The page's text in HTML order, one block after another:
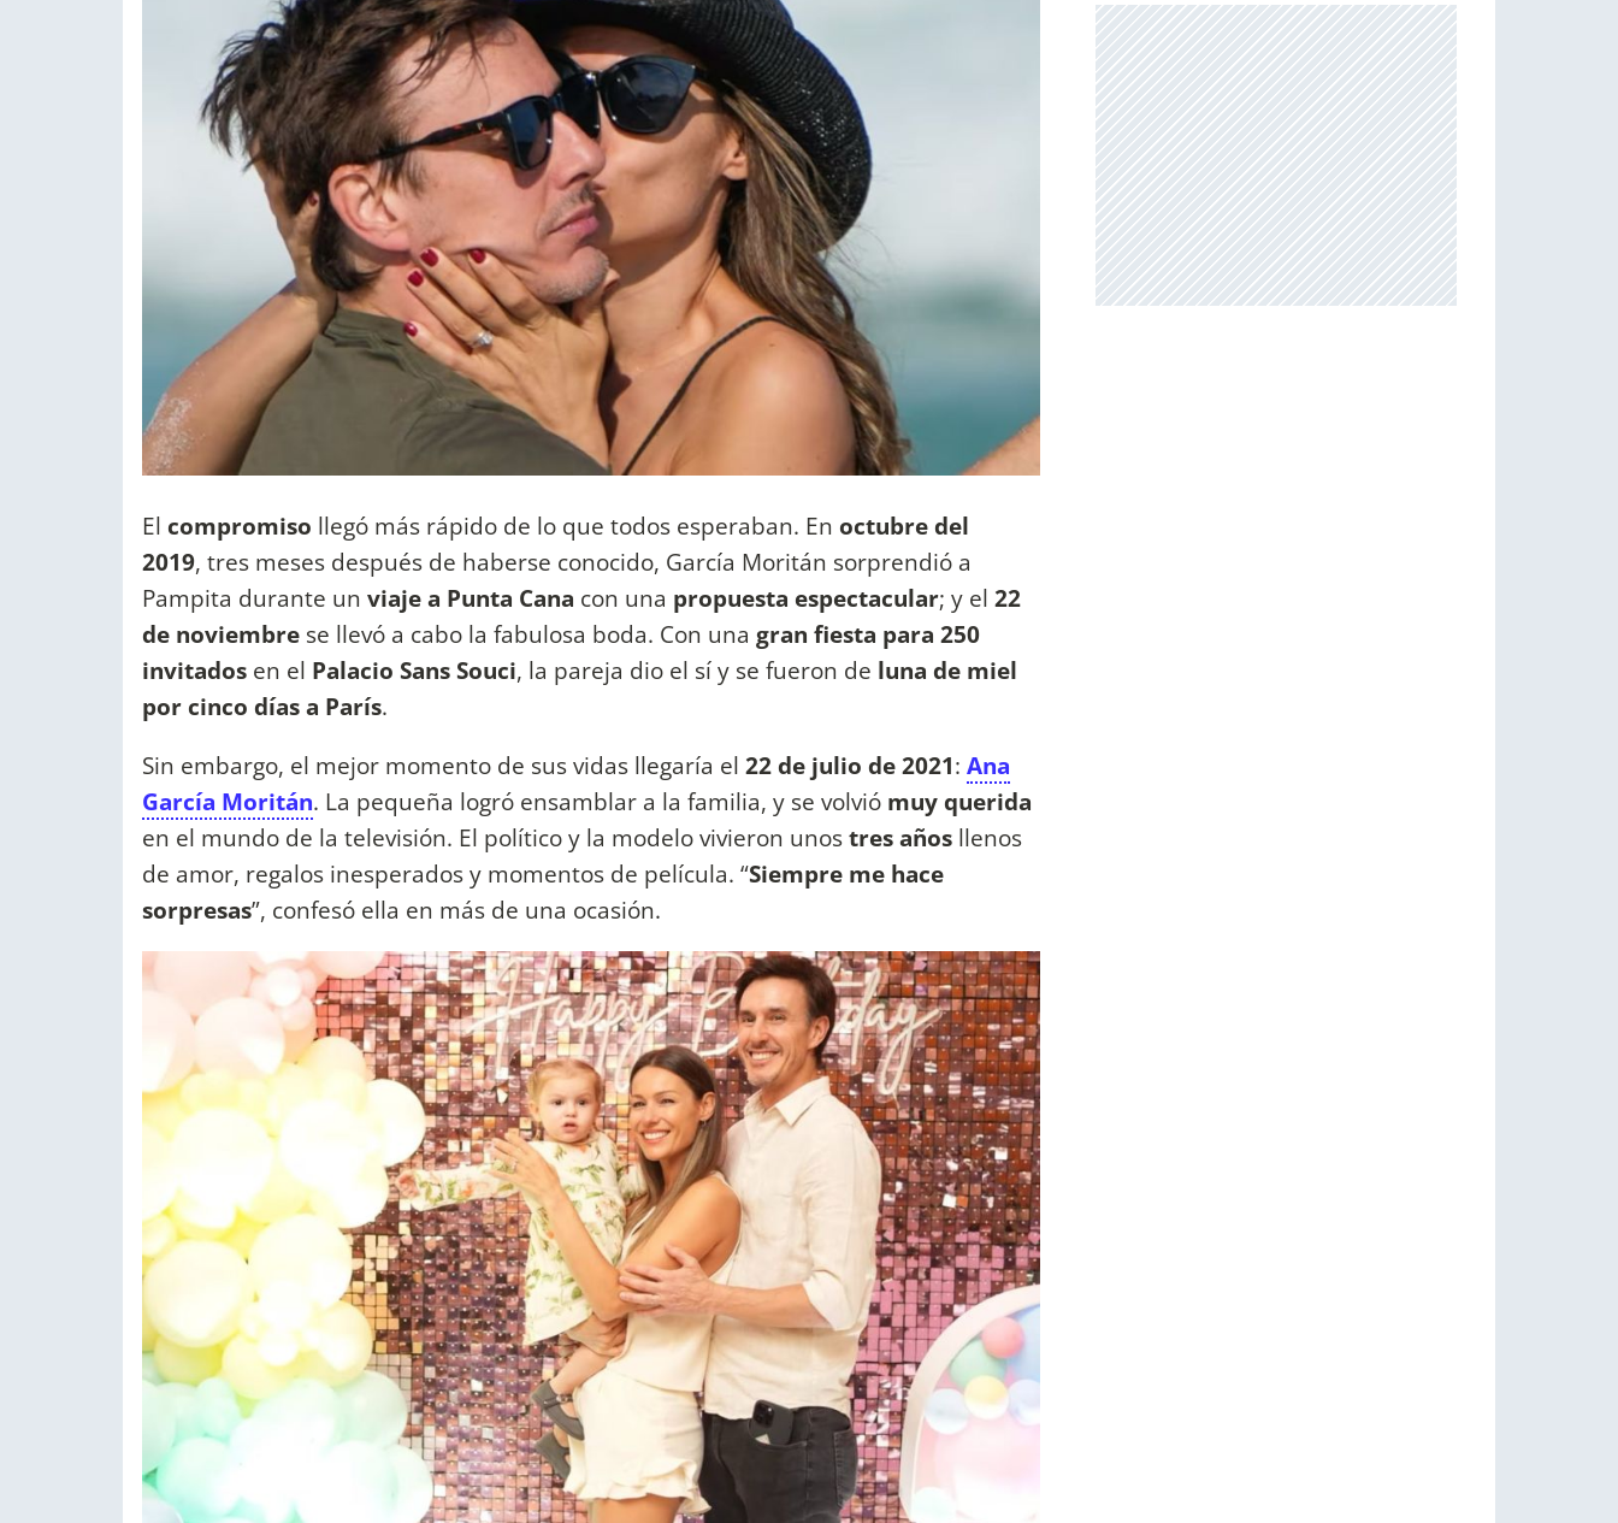
El compromiso llegó más rápido de lo que todos esperaban. En octubre del
2019, tres meses después de haberse conocido, García Moritán sorprendió a
Pampita durante un viaje a Punta Cana con una propuesta espectacular; y el 22
de noviembre se llevó a cabo la fabulosa boda. Con una gran fiesta para 250
invitados en el Palacio Sans Souci, la pareja dio el sí y se fueron de luna de miel
por cinco días a París.
Sin embargo, el mejor momento de sus vidas llegaría el 22 de julio de 2021: Ana
García Moritán. La pequeña logró ensamblar a la familia, y se volvió muyquerida
en el mundo de la televisión. El político y la modelo vivieron unostres años llenos
de amor, regalos inesperados y momentos de película. “Siempre me hace
sorpresas”, confesó ella en más de una ocasión.